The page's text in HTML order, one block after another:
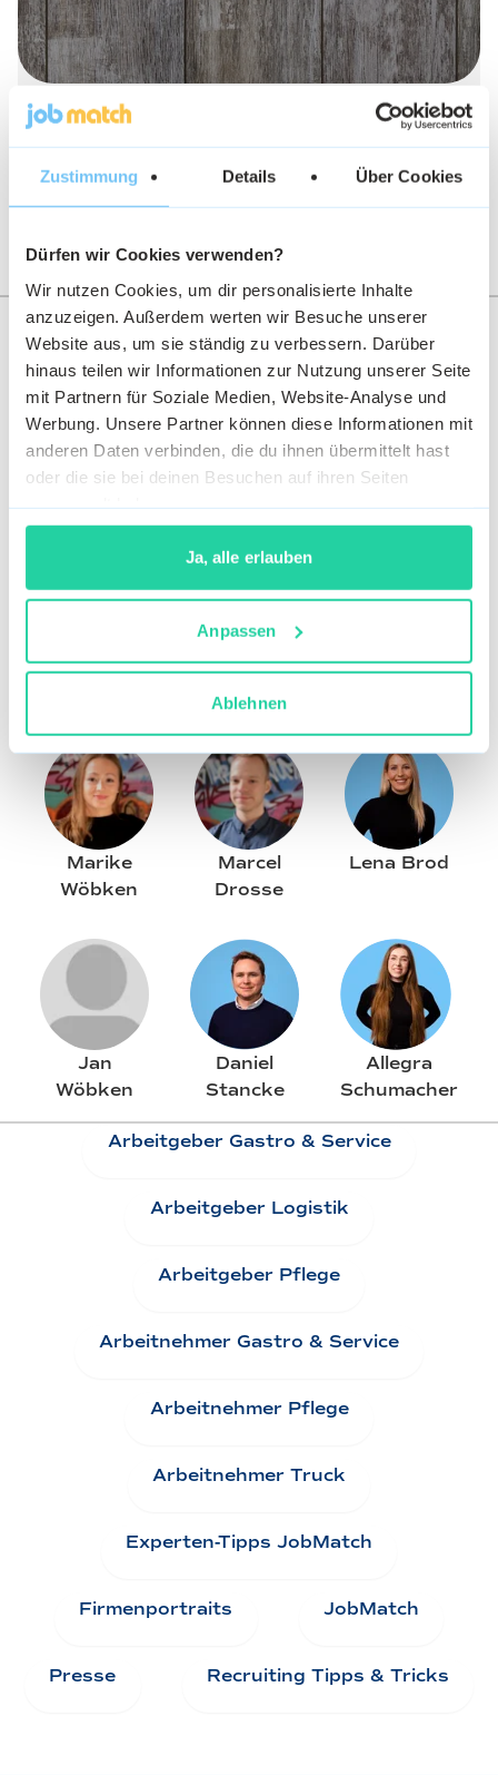
Zustimmung Details Über Cookies
Dürfen wir Cookies verwenden?
Wir nutzen Cookies, um dir personalisierte Inhalte
anzuzeigen. Außerdem werten wir Besuche unserer
Website aus, um sie ständig zu verbessern. Darüber
hinaus teilen wir Informationen zur Nutzung unserer Seite
mit Partnern für Soziale Medien, Website-Analyse und
Werbung. Unsere Partner können diese Informationen mit
anderen Daten verbinden, die du ihnen übermittelt hast
oder die sie bei deinen Besuchen auf ihren Seiten
Ja, alle erlauben
Anpassen
Ablehnen
Fahrerwechsel. LKW-Fahrer wechseln
nicht für mehr Geld
Unsere Autorinnen und Autoren
Yesica Ríos
Stefan
Aden
Sophie
Wittersheim
Olaf
Michael
Marike
Wöbken
Marcel
Drosse
Lena Brod
Jan
Wöbken
Daniel
Stancke
Allegra
Schumacher
Arbeitgeber Gastro & Service
Arbeitgeber Logistik
Arbeitgeber Pflege
Arbeitnehmer Gastro & Service
Arbeitnehmer Pflege
Arbeitnehmer Truck
Experten-Tipps JobMatch
Firmenportraits JobMatch
Presse Recruiting Tipps & Tricks